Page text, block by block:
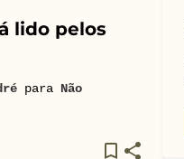
lido pelos
para Não